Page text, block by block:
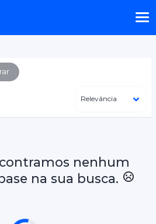
nenhum
na sua busca.